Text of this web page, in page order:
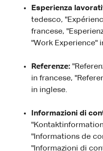
Esperienza
tedesco,
francese,
"Work Experience"
Referenze:
in francese,
in inglese.
Informazioni di
"Informations de
"Informazioni di